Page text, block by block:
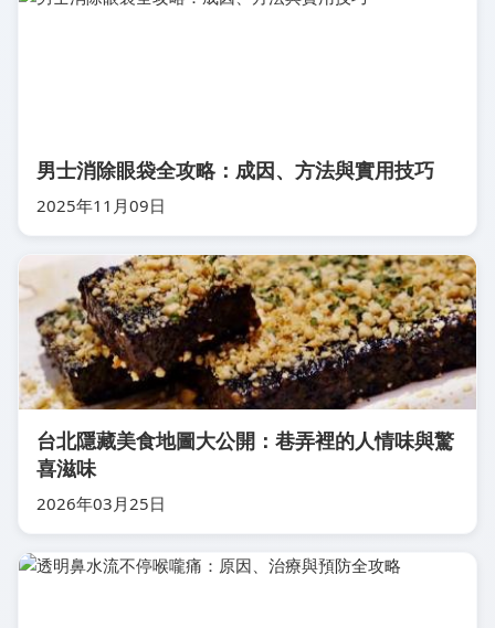
男士消除眼袋全攻略：成因、方法與實用技巧
2025年11月09日
台北隱藏美食地圖大公開：巷弄裡的人情味與驚
喜滋味
2026年03月25日